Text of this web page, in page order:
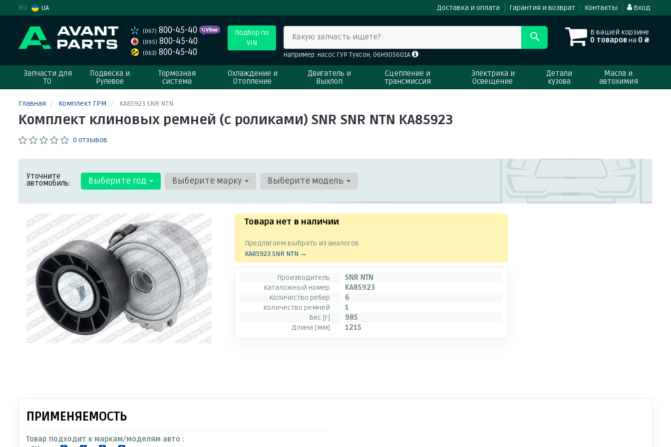
RU UA Доставка и оплата Гарантия и возврат Контакты Вход
(067) 800-45-40
(095) 800-45-40
(063) 800-45-40
Подбор по
VIN
В вашей корзине
0 товаров на 0 ₴
Какую запчасть ищете?
Например: насос ГУР Туксон, 06H905601A
Запчасти для
ТО
Подвеска и
Рулевое
Тормозная
система
Охлаждение и
Отопление
Двигатель и
Выхлоп
Сцепление и
трансмиссия
Электрика и
Освещение
Детали
кузова
Масла и
автохимия
Главная Комплект ГРМ KA85923 SNR NTN
Комплект клиновых ремней (с роликами) SNR SNR NTN KA85923
0 отзывов
Уточните
автомобиль: Выберите год Выберите марку Выберите модель
Товара нет в наличии.
Предлагаем выбрать из аналогов
KA85923 SNR NTN →
Производитель
SNR NTN
Каталожный номер
KA85923
Количество ребер
6
Количество ремней
1
Вес [г]
985
Длина [мм]
1215
ПРИМЕНЯЕМОСТЬ
Товар подходит к маркам/моделям авто :